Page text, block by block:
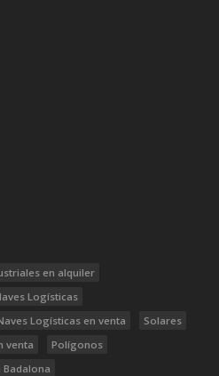
en alquiler
Logísticas
Logísticas en venta
Solares
venta
Polígonos